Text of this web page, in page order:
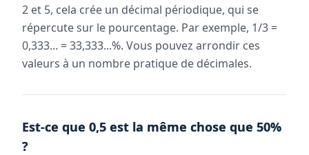
2 et 5, cela crée un décimal périodique, qui se
répercute sur le pourcentage. Par exemple, 1/3 =
0,333... = 33,333...%. Vous pouvez arrondir ces
valeurs à un nombre pratique de décimales.
Est-ce que 0,5 est la même chose que 50%
?